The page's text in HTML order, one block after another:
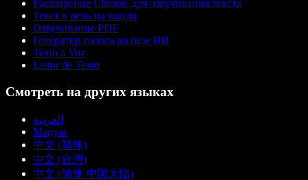
Расширение Chrome для озвучивания текста
Текст в речь на хинди
Озвучивание PDF
Генератор голоса на базе ИИ
Texto a Voz
Leitor de Texto
Смотреть на других языках
العربية
Magyar
中文 (简体)
中文 (台灣)
中文 (简体 中国大陆)